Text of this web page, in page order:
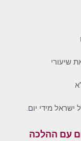
שיעורי
מידי יום.
עם ההלכה